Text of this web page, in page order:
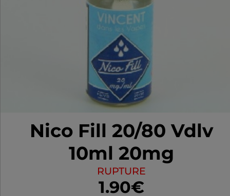
Nico Fill 20/80 Vdlv
10ml 20mg
RUPTURE
1.90€